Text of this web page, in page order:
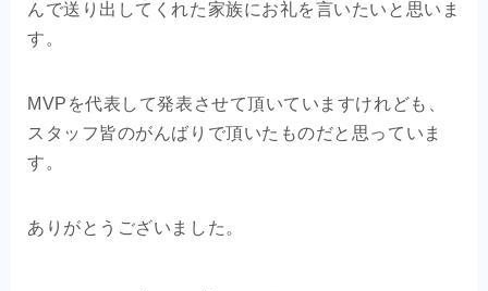
んで送り出してくれた家族にお礼を言いたいと思いま
す。
MVPを代表して発表させて頂いていますけれども、
スタッフ皆のがんばりで頂いたものだと思っていま
す。
ありがとうございました。